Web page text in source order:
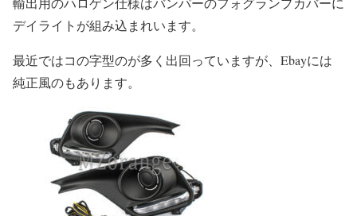
デイライトが組み込まれいます。
最近ではコの字型のが多く出回っていますが、Ebayには
純正風のもあります。